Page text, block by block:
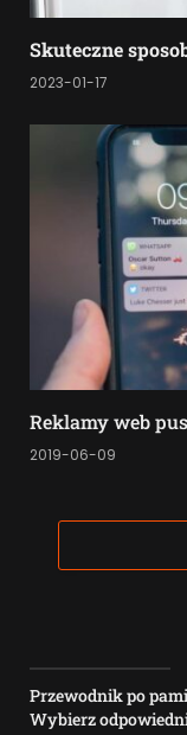
Skuteczne
2023-01-17
Reklamy web
2019-06-09
Przewodnik po
Wybierz